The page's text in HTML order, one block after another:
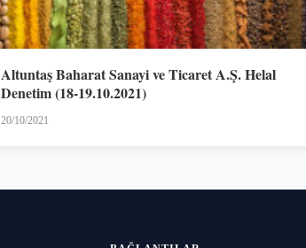
Altuntaş Baharat Sanayi ve Ticaret A.Ş. Helal
Denetim (18-19.10.2021)
20/10/2021